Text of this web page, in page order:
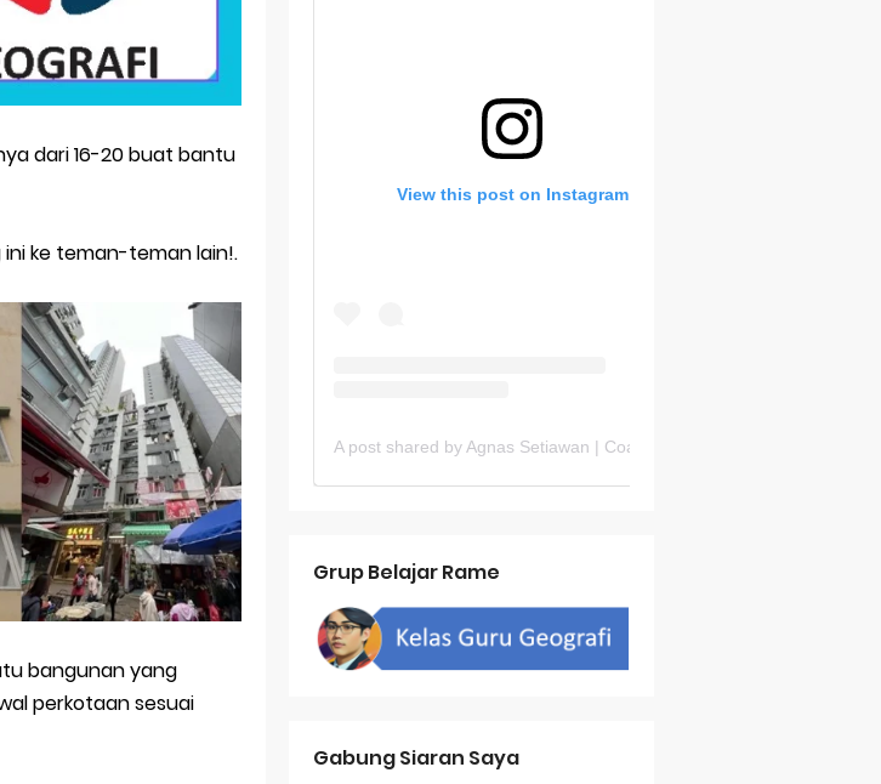
Informasi Geospasial
😤 TKA 2025 Beda Level. Kuasai 150 Bank Soal HOTS Sekarang!
+ Kunci Jawaban
[Wajib Baca]
Berat
dari 16-20 buat bantu
ke teman-teman lain!.
bangunan yang
perkotaan sesuai
View this post on Instagram
Grup Belajar Rame
Gabung Siaran Saya